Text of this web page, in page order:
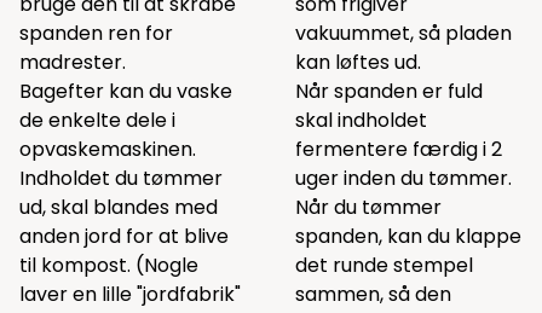
spanden ren for
madrester.
Bagefter kan du vaske
de enkelte dele i
opvaskemaskinen.
Indholdet du tømmer
ud, skal blandes med
anden jord for at blive
til kompost. (Nogle
laver en lille "jordfabrik"
vakuummet, så pladen
kan løftes ud.
Når spanden er fuld
skal indholdet
fermentere færdig i 2
uger inden du tømmer.
Når du tømmer
spanden, kan du klappe
det runde stempel
sammen, så den